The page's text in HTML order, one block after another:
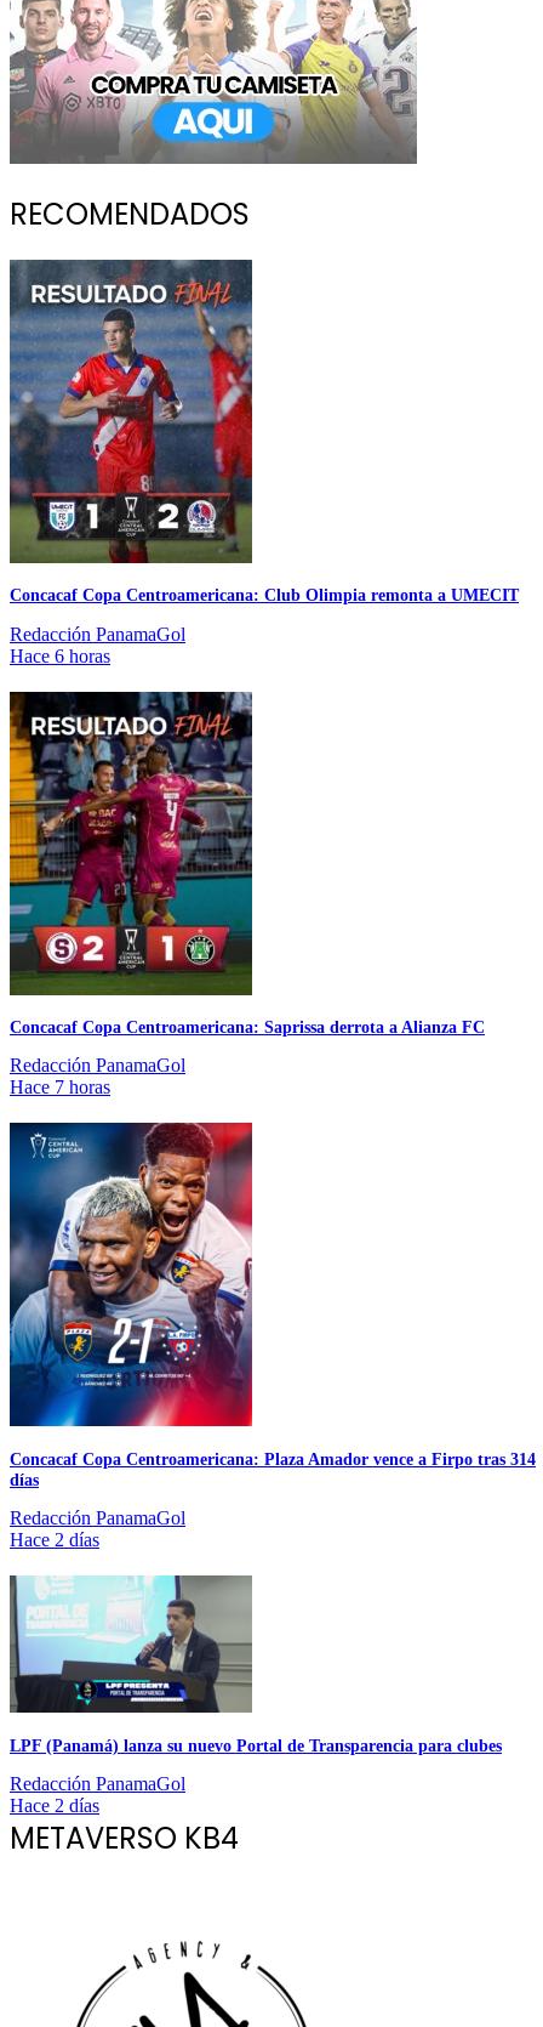
RECOMENDADOS
Concacaf Copa Centroamericana: Club Olimpia remonta a UMECIT
Redacción PanamaGol
Hace 6 horas
Concacaf Copa Centroamericana: Saprissa derrota a Alianza FC
Redacción PanamaGol
Hace 7 horas
Concacaf Copa Centroamericana: Plaza Amador vence a Firpo tras 314
días
Redacción PanamaGol
Hace 2 días
LPF (Panamá) lanza su nuevo Portal de Transparencia para clubes
Redacción PanamaGol
Hace 2 días
METAVERSO KB4